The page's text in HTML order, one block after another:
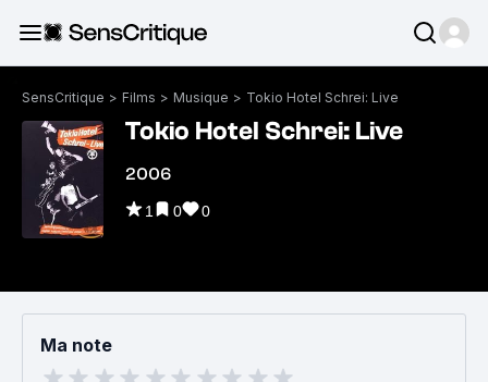
SensCritique > Films > Musique > Tokio Hotel Schrei: Live
Tokio Hotel Schrei: Live
2006
1 0 0
Ma note